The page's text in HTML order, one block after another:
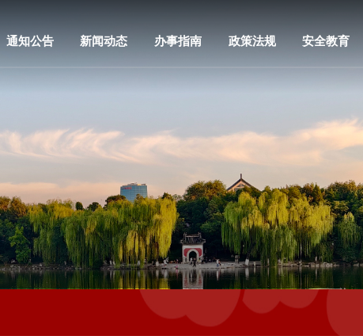
通知公告 新闻动态 办事指南 政策法规 安全教育